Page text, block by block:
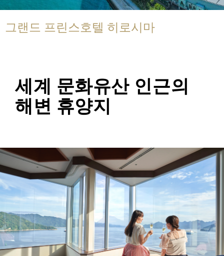
그랜드 프린스호텔 히로시마
세계 문화유산 인근의
해변 휴양지